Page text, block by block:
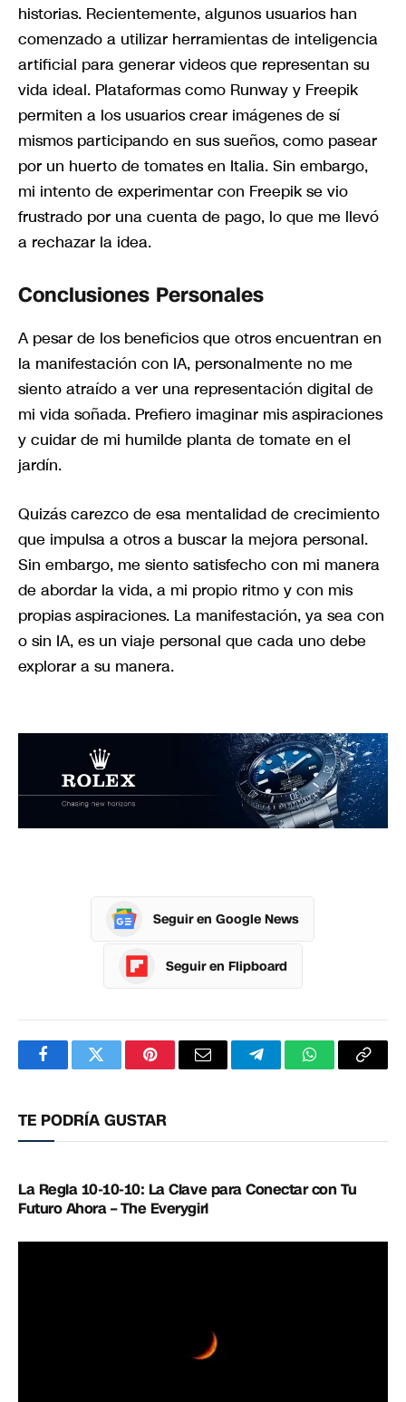
historias. Recientemente, algunos usuarios han
comenzado a utilizar herramientas de inteligencia
artificial para generar videos que representan su
vida ideal. Plataformas como Runway y Freepik
permiten a los usuarios crear imágenes de sí
mismos participando en sus sueños, como pasear
por un huerto de tomates en Italia. Sin embargo,
mi intento de experimentar con Freepik se vio
frustrado por una cuenta de pago, lo que me llevó
a rechazar la idea.
Conclusiones Personales
A pesar de los beneficios que otros encuentran en
la manifestación con IA, personalmente no me
siento atraído a ver una representación digital de
mi vida soñada. Prefiero imaginar mis aspiraciones
y cuidar de mi humilde planta de tomate en el
jardín.
Quizás carezco de esa mentalidad de crecimiento
que impulsa a otros a buscar la mejora personal.
Sin embargo, me siento satisfecho con mi manera
de abordar la vida, a mi propio ritmo y con mis
propias aspiraciones. La manifestación, ya sea con
o sin IA, es un viaje personal que cada uno debe
explorar a su manera.
Seguir en Google News
Seguir en Flipboard
FacebookTwitterPinterestCorreoTelegramWhatsApp
TE PODRÍA GUSTAR
La Regla 10-10-10: La Clave para Conectar con Tu
Futuro Ahora – The Everygirl